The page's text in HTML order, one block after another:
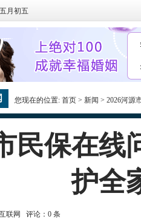
月初五
您现在的位置:首页 >新闻 > 2026河源
民保在线
护全
联网 评论： 0 条